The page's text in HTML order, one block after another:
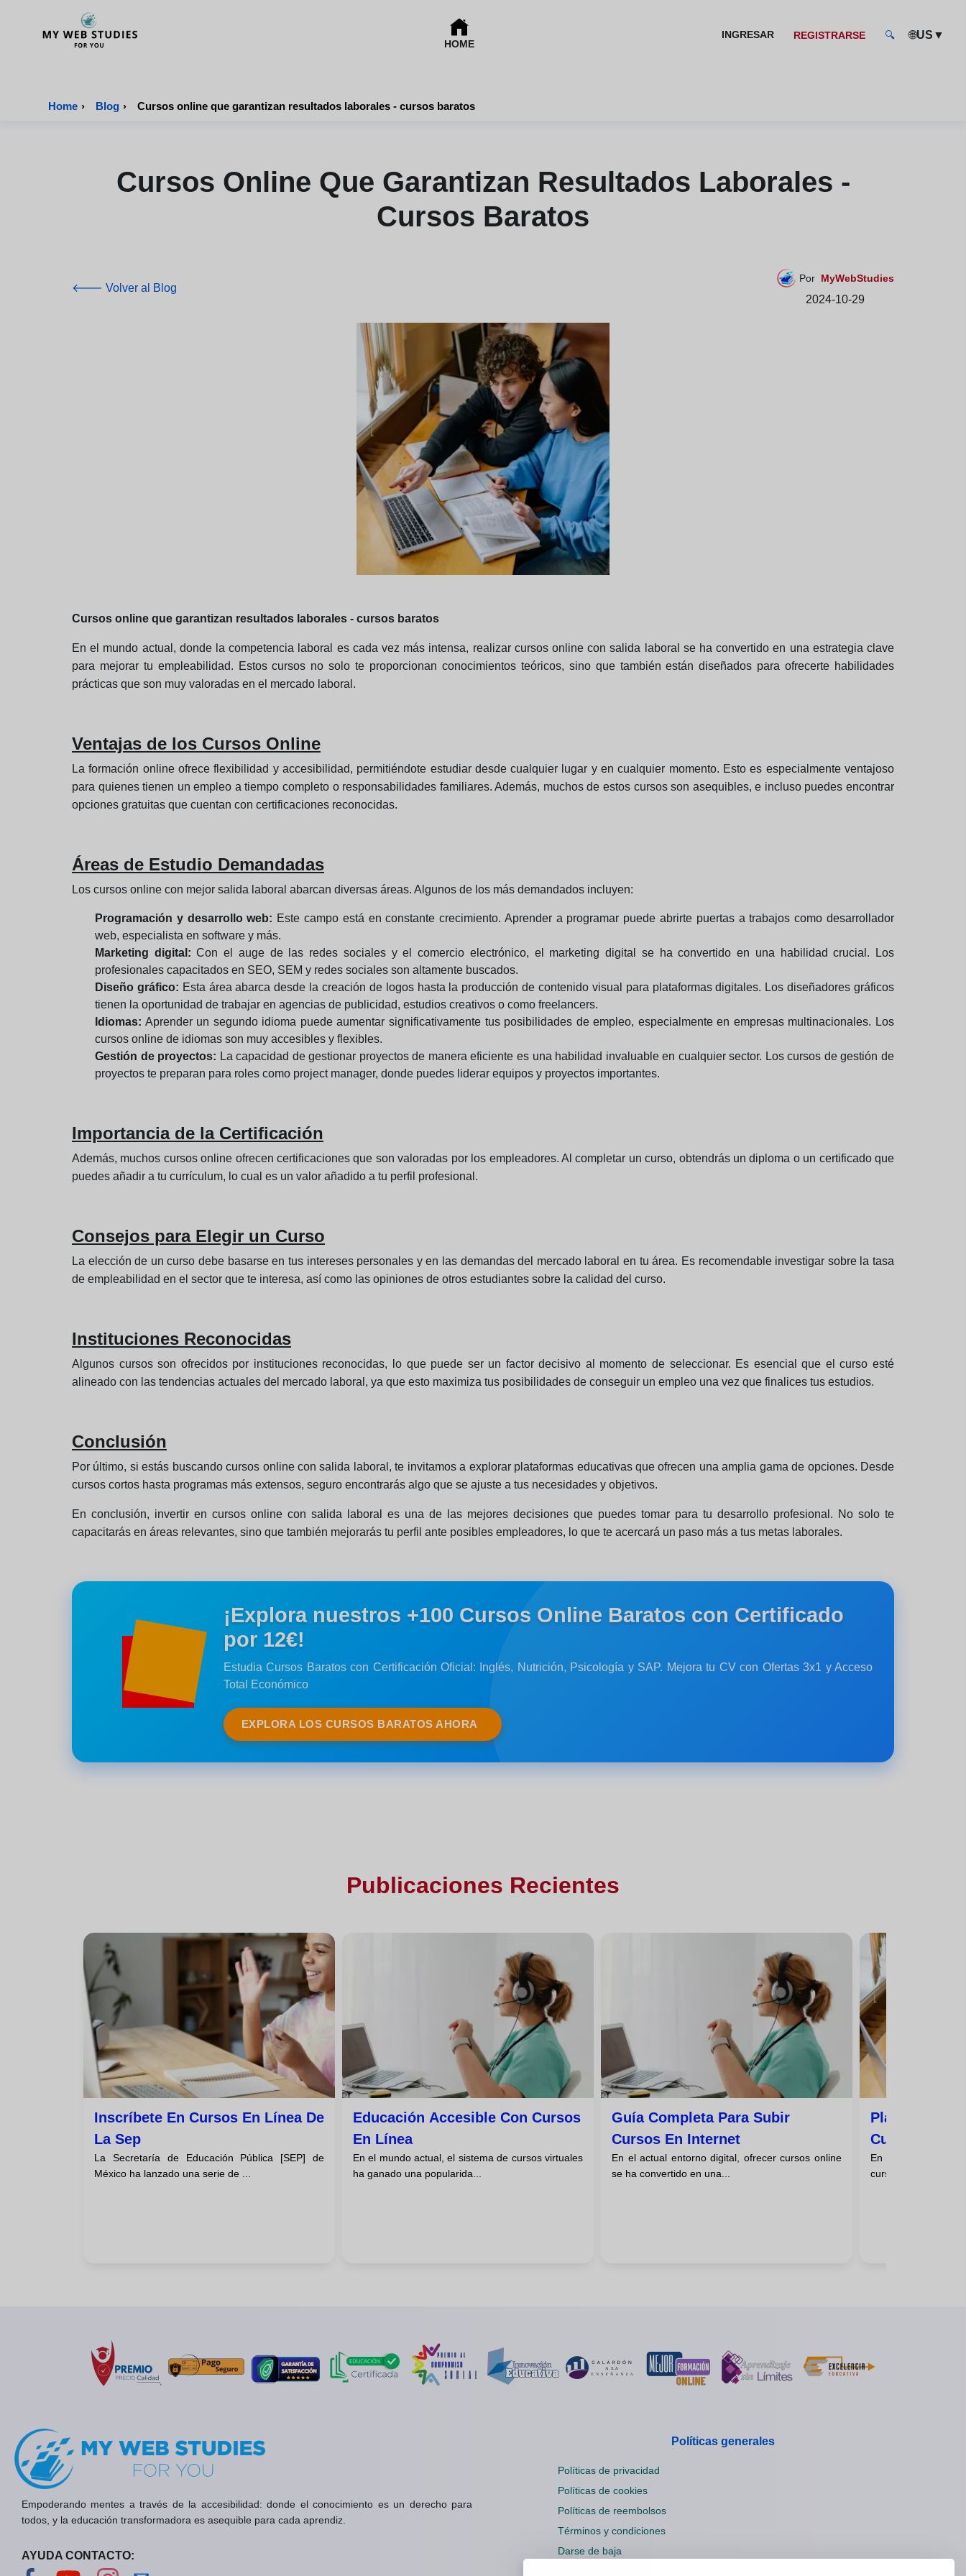
HOME
INGRESAR REGISTRARSE 🔍 🌐US ▼
Home › Blog › Cursos online que garantizan resultados laborales - cursos baratos
Cursos Online Que Garantizan Resultados Laborales -
Cursos Baratos
🡐 Volver al Blog
Por MyWebStudies
2024-10-29
Cursos online que garantizan resultados laborales - cursos baratos
En el mundo actual, donde la competencia laboral es cada vez más intensa, realizar cursos online con salida laboral se ha convertido en una estrategia clave
para mejorar tu empleabilidad. Estos cursos no solo te proporcionan conocimientos teóricos, sino que también están diseñados para ofrecerte habilidades
prácticas que son muy valoradas en el mercado laboral.
Ventajas de los Cursos Online
La formación online ofrece flexibilidad y accesibilidad, permitiéndote estudiar desde cualquier lugar y en cualquier momento. Esto es especialmente ventajoso
para quienes tienen un empleo a tiempo completo o responsabilidades familiares. Además, muchos de estos cursos son asequibles, e incluso puedes encontrar
opciones gratuitas que cuentan con certificaciones reconocidas.
Áreas de Estudio Demandadas
Los cursos online con mejor salida laboral abarcan diversas áreas. Algunos de los más demandados incluyen:
Programación y desarrollo web: Este campo está en constante crecimiento. Aprender a programar puede abrirte puertas a trabajos como desarrollador
web, especialista en software y más.
Marketing digital: Con el auge de las redes sociales y el comercio electrónico, el marketing digital se ha convertido en una habilidad crucial. Los
profesionales capacitados en SEO, SEM y redes sociales son altamente buscados.
Diseño gráfico: Esta área abarca desde la creación de logos hasta la producción de contenido visual para plataformas digitales. Los diseñadores gráficos
tienen la oportunidad de trabajar en agencias de publicidad, estudios creativos o como freelancers.
Idiomas: Aprender un segundo idioma puede aumentar significativamente tus posibilidades de empleo, especialmente en empresas multinacionales. Los
cursos online de idiomas son muy accesibles y flexibles.
Gestión de proyectos: La capacidad de gestionar proyectos de manera eficiente es una habilidad invaluable en cualquier sector. Los cursos de gestión de
proyectos te preparan para roles como project manager, donde puedes liderar equipos y proyectos importantes.
Importancia de la Certificación
Además, muchos cursos online ofrecen certificaciones que son valoradas por los empleadores. Al completar un curso, obtendrás un diploma o un certificado que
puedes añadir a tu currículum, lo cual es un valor añadido a tu perfil profesional.
Consejos para Elegir un Curso
La elección de un curso debe basarse en tus intereses personales y en las demandas del mercado laboral en tu área. Es recomendable investigar sobre la tasa
de empleabilidad en el sector que te interesa, así como las opiniones de otros estudiantes sobre la calidad del curso.
Instituciones Reconocidas
Algunos cursos son ofrecidos por instituciones reconocidas, lo que puede ser un factor decisivo al momento de seleccionar. Es esencial que el curso esté
alineado con las tendencias actuales del mercado laboral, ya que esto maximiza tus posibilidades de conseguir un empleo una vez que finalices tus estudios.
Conclusión
Por último, si estás buscando cursos online con salida laboral, te invitamos a explorar plataformas educativas que ofrecen una amplia gama de opciones. Desde
cursos cortos hasta programas más extensos, seguro encontrarás algo que se ajuste a tus necesidades y objetivos.
En conclusión, invertir en cursos online con salida laboral es una de las mejores decisiones que puedes tomar para tu desarrollo profesional. No solo te
capacitarás en áreas relevantes, sino que también mejorarás tu perfil ante posibles empleadores, lo que te acercará un paso más a tus metas laborales.
¡Explora nuestros +100 Cursos Online Baratos con Certificado
por 12€!
Estudia Cursos Baratos con Certificación Oficial: Inglés, Nutrición, Psicología y SAP. Mejora tu CV con Ofertas 3x1 y Acceso
Total Económico
EXPLORA LOS CURSOS BARATOS AHORA
Publicaciones Recientes
Inscríbete En Cursos En Línea De
La Sep
La Secretaría de Educación Pública [SEP] de
México ha lanzado una serie de ...
Educación Accesible Con Cursos
En Línea
En el mundo actual, el sistema de cursos virtuales
ha ganado una popularida...
Guía Completa Para Subir
Cursos En Internet
En el actual entorno digital, ofrecer cursos online
se ha convertido en una...
Plataformas
Cursos
En la era digital
cursos online han
Empoderando mentes a través de la accesibilidad: donde el conocimiento es un derecho para
todos, y la educación transformadora es asequible para cada aprendiz.
AYUDA CONTACTO:
Visítanos en Facebook
Visítanos en YouTube
Visítanos en Instagram
Políticas generales
Políticas de privacidad
Políticas de cookies
Políticas de reembolsos
Términos y condiciones
Darse de baja